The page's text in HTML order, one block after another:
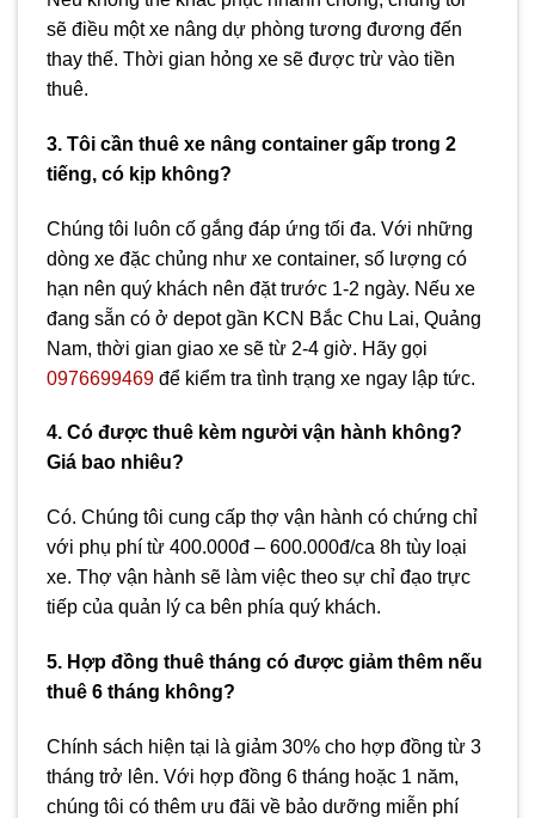
sẽ điều một xe nâng dự phòng tương đương đến
thay thế. Thời gian hỏng xe sẽ được trừ vào tiền
thuê.
3. Tôi cần thuê xe nâng container gấp trong 2
tiếng, có kịp không?
Chúng tôi luôn cố gắng đáp ứng tối đa. Với những
dòng xe đặc chủng như xe container, số lượng có
hạn nên quý khách nên đặt trước 1-2 ngày. Nếu xe
đang sẵn có ở depot gần KCN Bắc Chu Lai, Quảng
Nam, thời gian giao xe sẽ từ 2-4 giờ. Hãy gọi
0976699469 để kiểm tra tình trạng xe ngay lập tức.
4. Có được thuê kèm người vận hành không?
Giá bao nhiêu?
Có. Chúng tôi cung cấp thợ vận hành có chứng chỉ
với phụ phí từ 400.000đ – 600.000đ/ca 8h tùy loại
xe. Thợ vận hành sẽ làm việc theo sự chỉ đạo trực
tiếp của quản lý ca bên phía quý khách.
5. Hợp đồng thuê tháng có được giảm thêm nếu
thuê 6 tháng không?
Chính sách hiện tại là giảm 30% cho hợp đồng từ 3
tháng trở lên. Với hợp đồng 6 tháng hoặc 1 năm,
chúng tôi có thêm ưu đãi về bảo dưỡng miễn phí